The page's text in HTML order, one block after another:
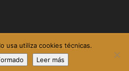
Elemento del menú
©
usa utiliza cookies técnicas.
Leer más